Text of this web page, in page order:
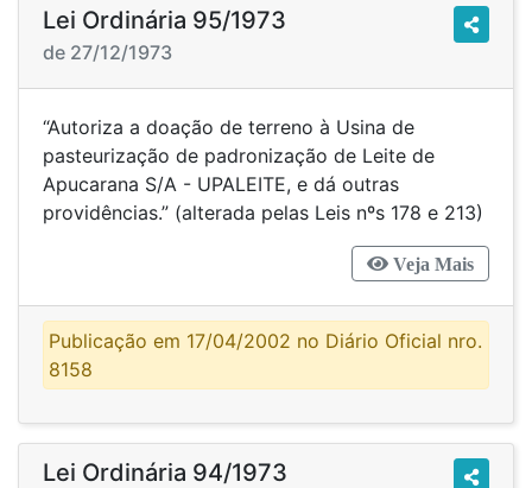
Lei Ordinária 95/1973
de 27/12/1973
“Autoriza a doação de terreno à Usina de
pasteurização de padronização de Leite de
Apucarana S/A - UPALEITE, e dá outras
providências.” (alterada pelas Leis nºs 178 e 213)
Veja Mais
Publicação em 17/04/2002 no Diário Oficial nro.
8158
Lei Ordinária 94/1973